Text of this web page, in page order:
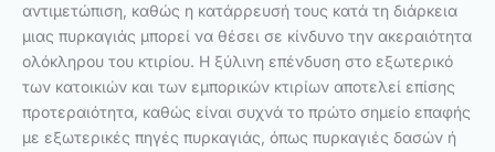
αντιμετώπιση, καθώς η κατάρρευσή τους κατά τη διάρκεια
μιας πυρκαγιάς μπορεί να θέσει σε κίνδυνο την ακεραιότητα
ολόκληρου του κτιρίου. Η ξύλινη επένδυση στο εξωτερικό
των κατοικιών και των εμπορικών κτιρίων αποτελεί επίσης
προτεραιότητα, καθώς είναι συχνά το πρώτο σημείο επαφής
με εξωτερικές πηγές πυρκαγιάς, όπως πυρκαγιές δασών ή